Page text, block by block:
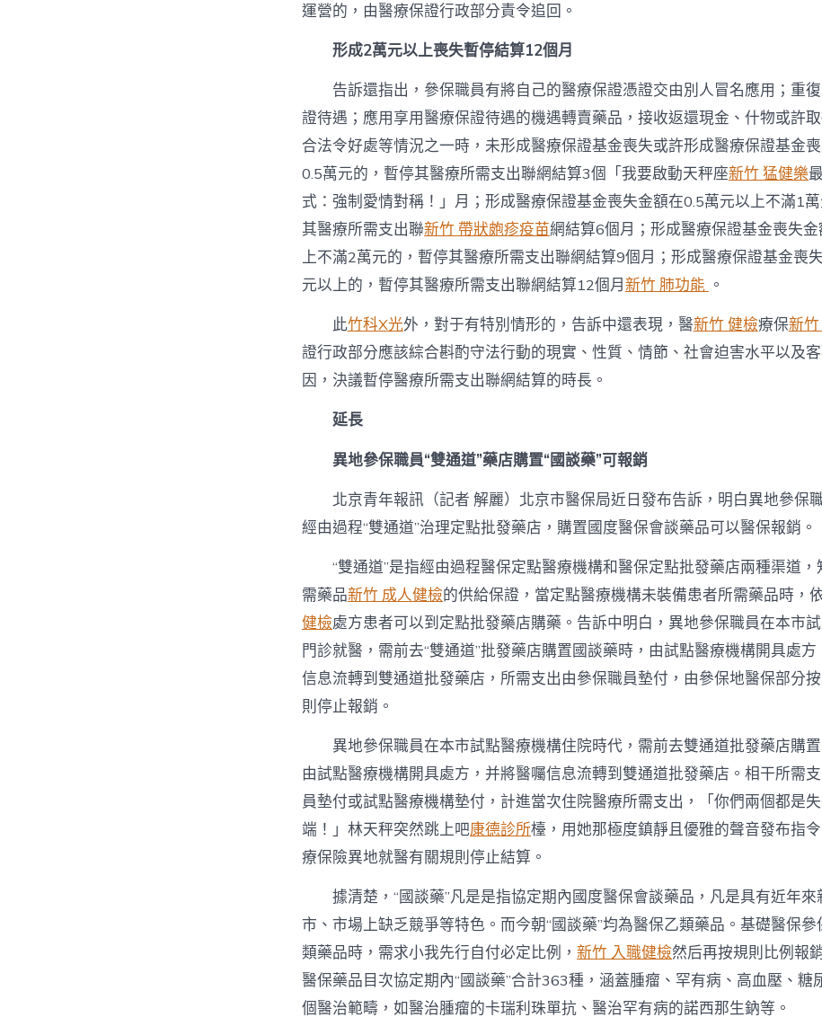
運營的，由醫療保證行政部分責令追回。
形成2萬元以上喪失暫停結算12個月
告訴還指出，參保職員有將自己的醫療保證憑證交由別人冒名應用；重
證待遇；應用享用醫療保證待遇的機遇轉賣藥品，接收返還現金、什物或許
合法令好處等情況之一時，未形成醫療保證基金喪失或許形成醫療保證基金
0.5萬元的，暫停其醫療所需支出聯網結算3個「我要啟動天秤座新竹 猛健樂
式：強制愛情對稱！」月；形成醫療保證基金喪失金額在0.5萬元以上不滿1
其醫療所需支出聯新竹 帶狀皰疹疫苗網結算6個月；形成醫療保證基金喪失
上不滿2萬元的，暫停其醫療所需支出聯網結算9個月；形成醫療保證基金喪
元以上的，暫停其醫療所需支出聯網結算12個月新竹 肺功能 。
此竹科X光外，對于有特別情形的，告訴中還表現，醫新竹 健檢療保新
證行政部分應該綜合斟酌守法行動的現實、性質、情節、社會迫害水平以及
因，決議暫停醫療所需支出聯網結算的時長。
延長
異地參保職員“雙通道”藥店購置“國談藥”可報銷
北京青年報訊（記者 解麗）北京市醫保局近日發布告訴，明白異地參保
經由過程“雙通道”治理定點批發藥店，購置國度醫保會談藥品可以醫保報銷。
“雙通道”是指經由過程醫保定點醫療機構和醫保定點批發藥店兩種渠道，
需藥品新竹 成人健檢的供給保證，當定點醫療機構未裝備患者所需藥品時，
健檢處方患者可以到定點批發藥店購藥。告訴中明白，異地參保職員在本市
門診就醫，需前去“雙通道”批發藥店購置國談藥時，由試點醫療機構開具處方
信息流轉到雙通道批發藥店，所需支出由參保職員墊付，由參保地醫保部分
則停止報銷。
異地參保職員在本市試點醫療機構住院時代，需前去雙通道批發藥店購置
由試點醫療機構開具處方，并將醫囑信息流轉到雙通道批發藥店。相干所需
員墊付或試點醫療機構墊付，計進當次住院醫療所需支出，「你們兩個都是
端！」林天秤突然跳上吧康德診所檯，用她那極度鎮靜且優雅的聲音發布指
療保險異地就醫有關規則停止結算。
據清楚，“國談藥”凡是是指協定期內國度醫保會談藥品，凡是具有近年來
市、市場上缺乏競爭等特色。而今朝“國談藥”均為醫保乙類藥品。基礎醫保參
類藥品時，需求小我先行自付必定比例， 新竹 入職健檢然后再按規則比例報
醫保藥品目次協定期內“國談藥”合計363種，涵蓋腫瘤、罕有病、高血壓、糖
個醫治範疇，如醫治腫瘤的卡瑞利珠單抗、醫治罕有病的諾西那生鈉等。